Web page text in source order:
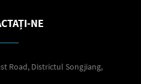
NE
Road, Districtul Songjiang,